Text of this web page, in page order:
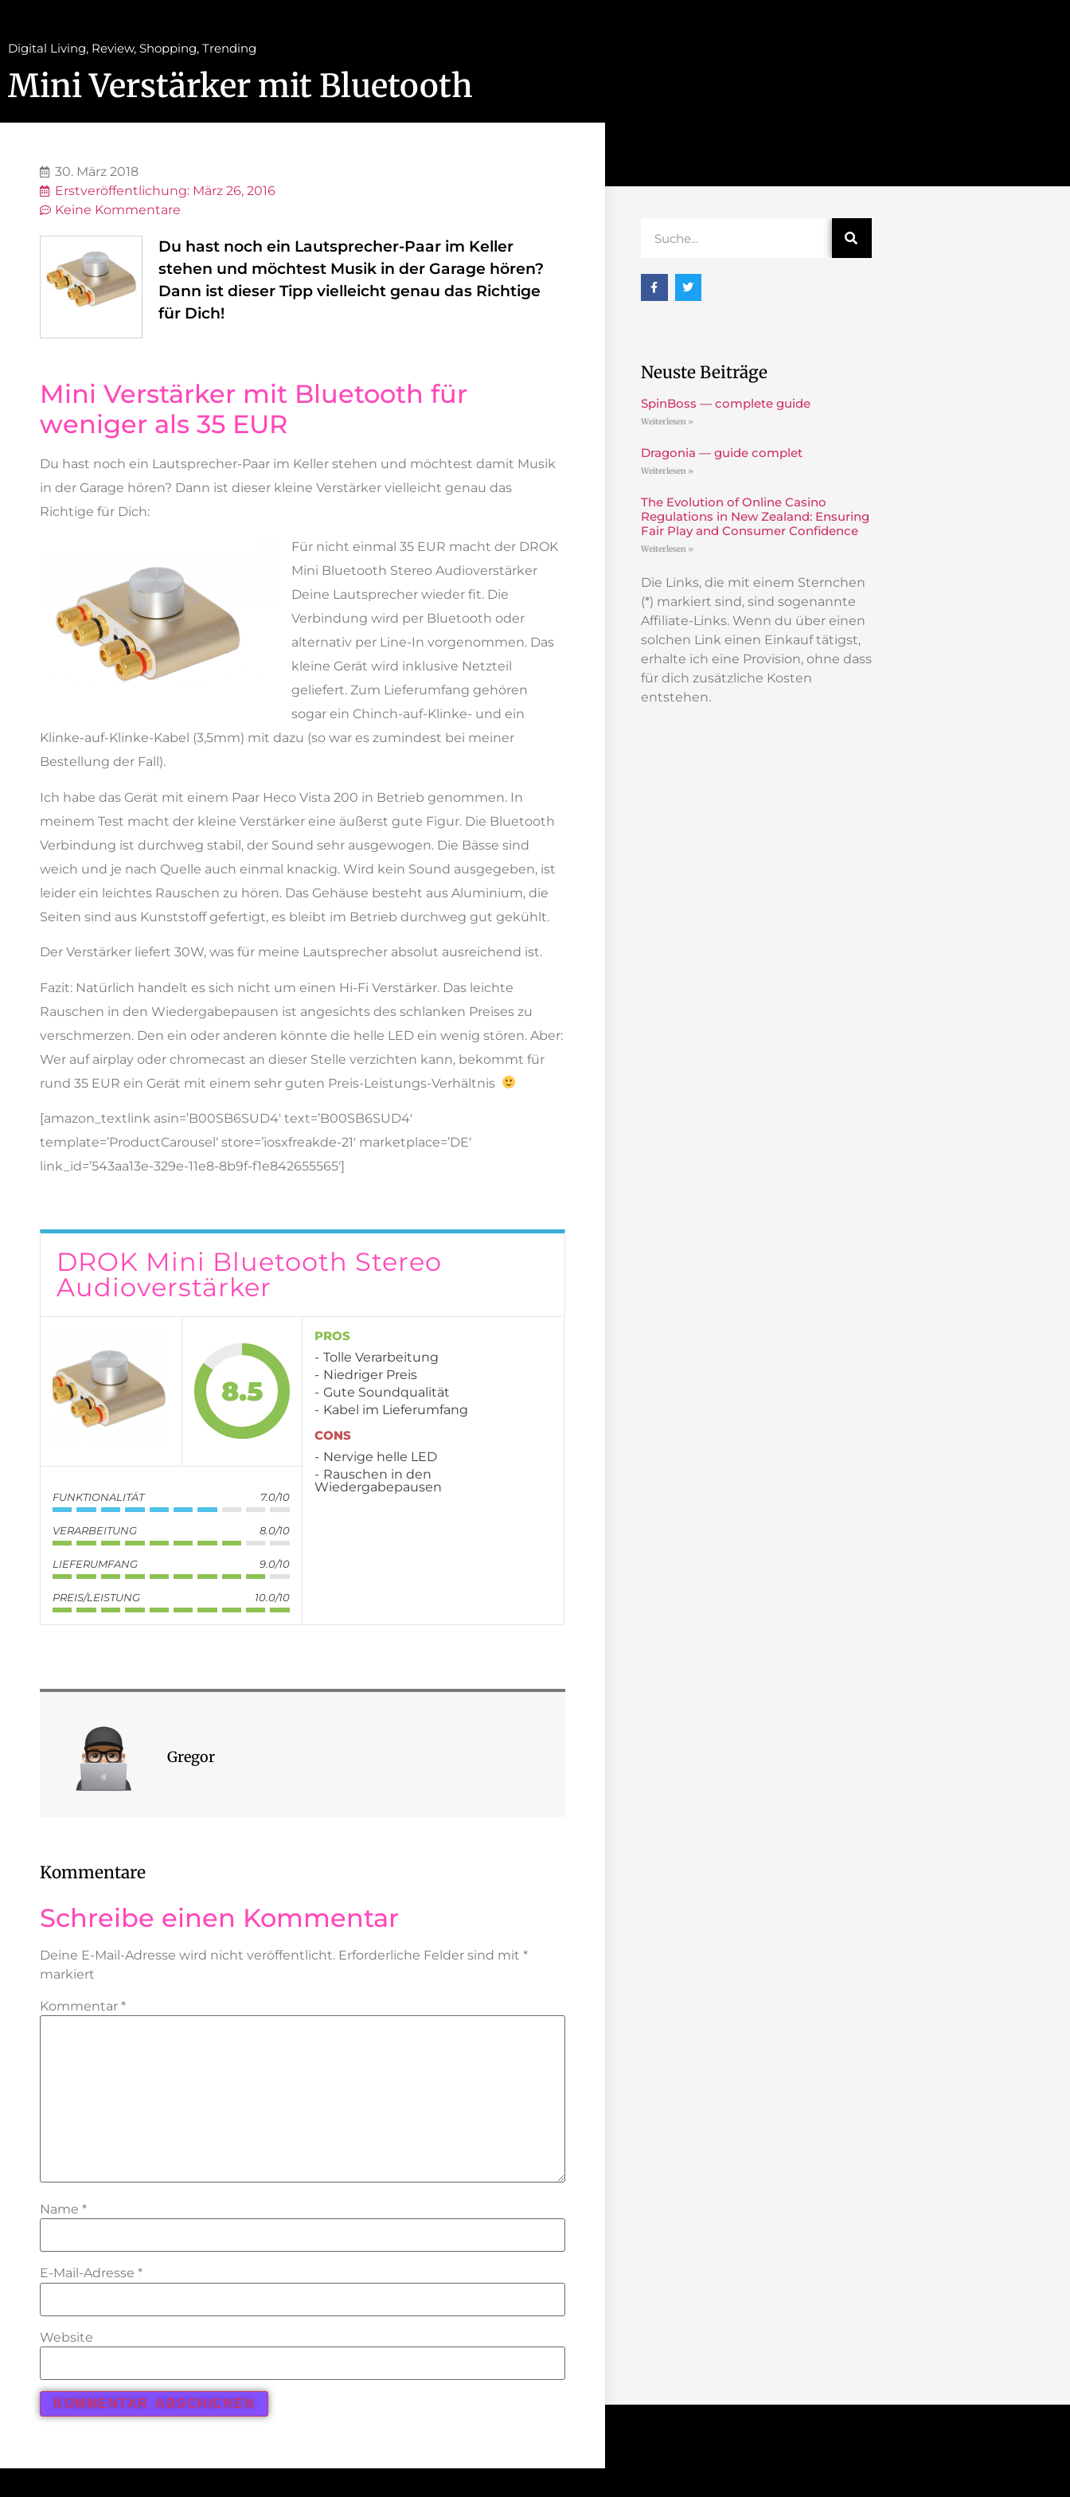
Digital Living, Review, Shopping, Trending
Mini Verstärker mit Bluetooth
30. März 2018
Erstveröffentlichung: März 26, 2016
Keine Kommentare
Du hast noch ein Lautsprecher-Paar im Keller
stehen und möchtest Musik in der Garage hören?
Dann ist dieser Tipp vielleicht genau das Richtige
für Dich!
Mini Verstärker mit Bluetooth für
weniger als 35 EUR
Du hast noch ein Lautsprecher-Paar im Keller stehen und möchtest damit Musik
in der Garage hören? Dann ist dieser kleine Verstärker vielleicht genau das
Richtige für Dich:
Für nicht einmal 35 EUR macht der DROK
Mini Bluetooth Stereo Audioverstärker
Deine Lautsprecher wieder fit. Die
Verbindung wird per Bluetooth oder
alternativ per Line-In vorgenommen. Das
kleine Gerät wird inklusive Netzteil
geliefert. Zum Lieferumfang gehören
sogar ein Chinch-auf-Klinke- und ein
Klinke-auf-Klinke-Kabel (3,5mm) mit dazu (so war es zumindest bei meiner
Bestellung der Fall).
Ich habe das Gerät mit einem Paar Heco Vista 200 in Betrieb genommen. In
meinem Test macht der kleine Verstärker eine äußerst gute Figur. Die Bluetooth
Verbindung ist durchweg stabil, der Sound sehr ausgewogen. Die Bässe sind
weich und je nach Quelle auch einmal knackig. Wird kein Sound ausgegeben, ist
leider ein leichtes Rauschen zu hören. Das Gehäuse besteht aus Aluminium, die
Seiten sind aus Kunststoff gefertigt, es bleibt im Betrieb durchweg gut gekühlt.
Der Verstärker liefert 30W, was für meine Lautsprecher absolut ausreichend ist.
Fazit: Natürlich handelt es sich nicht um einen Hi-Fi Verstärker. Das leichte
Rauschen in den Wiedergabepausen ist angesichts des schlanken Preises zu
verschmerzen. Den ein oder anderen könnte die helle LED ein wenig stören. Aber:
Wer auf airplay oder chromecast an dieser Stelle verzichten kann, bekommt für
rund 35 EUR ein Gerät mit einem sehr guten Preis-Leistungs-Verhältnis
[amazon_textlink asin=’B00SB6SUD4′ text=’B00SB6SUD4′
template=’ProductCarousel‘ store=’iosxfreakde-21′ marketplace=’DE‘
link_id=’543aa13e-329e-11e8-8b9f-f1e842655565′]
DROK Mini Bluetooth Stereo
Audioverstärker
8.5
FUNKTIONALITÄT 7.0/10
VERARBEITUNG 8.0/10
LIEFERUMFANG 9.0/10
PREIS/LEISTUNG 10.0/10
PROS
Tolle Verarbeitung
Niedriger Preis
Gute Soundqualität
Kabel im Lieferumfang
CONS
Nervige helle LED
Rauschen in den
Wiedergabepausen
Gregor
Kommentare
Schreibe einen Kommentar
Deine E-Mail-Adresse wird nicht veröffentlicht. Erforderliche Felder sind mit *
markiert
Kommentar *
Name *
E-Mail-Adresse *
Website
Neuste Beiträge
SpinBoss — complete guide
Weiterlesen »
Dragonia — guide complet
Weiterlesen »
The Evolution of Online Casino
Regulations in New Zealand: Ensuring
Fair Play and Consumer Confidence
Weiterlesen »
Die Links, die mit einem Sternchen
(*) markiert sind, sind sogenannte
Affiliate-Links. Wenn du über einen
solchen Link einen Einkauf tätigst,
erhalte ich eine Provision, ohne dass
für dich zusätzliche Kosten
entstehen.